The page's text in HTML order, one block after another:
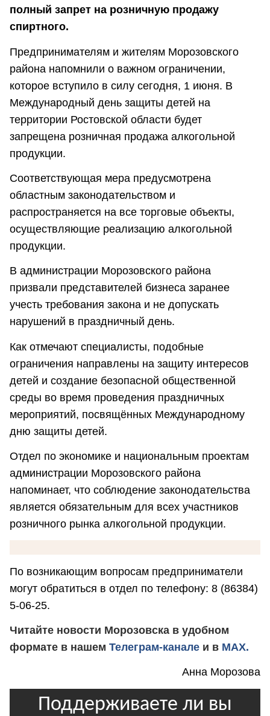
полный запрет на розничную продажу
спиртного.
Предпринимателям и жителям Морозовского
района напомнили о важном ограничении,
которое вступило в силу сегодня, 1 июня. В
Международный день защиты детей на
территории Ростовской области будет
запрещена розничная продажа алкогольной
продукции.
Соответствующая мера предусмотрена
областным законодательством и
распространяется на все торговые объекты,
осуществляющие реализацию алкогольной
продукции.
В администрации Морозовского района
призвали представителей бизнеса заранее
учесть требования закона и не допускать
нарушений в праздничный день.
Как отмечают специалисты, подобные
ограничения направлены на защиту интересов
детей и создание безопасной общественной
среды во время проведения праздничных
мероприятий, посвящённых Международному
дню защиты детей.
Отдел по экономике и национальным проектам
администрации Морозовского района
напоминает, что соблюдение законодательства
является обязательным для всех участников
розничного рынка алкогольной продукции.
По возникающим вопросам предприниматели
могут обратиться в отдел по телефону: 8 (86384)
5-06-25.
Читайте новости Морозовска в удобном
формате в нашем Телеграм-канале и в MAX.
Анна Морозова